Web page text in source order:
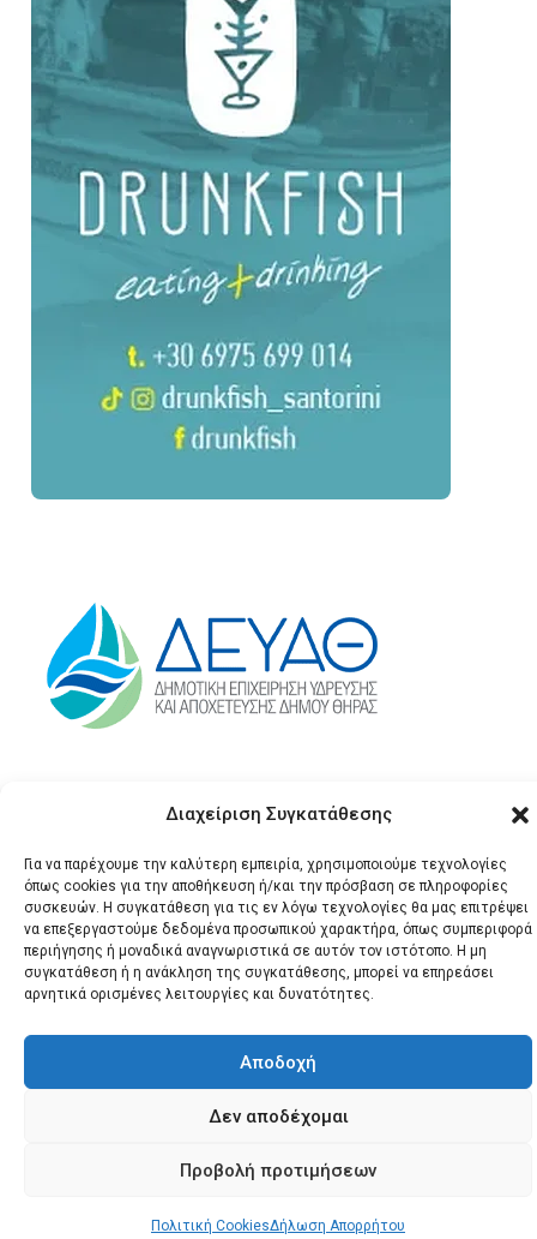
Διαχείριση Συγκατάθεσης
Για να παρέχουμε την καλύτερη εμπειρία, χρησιμοποιούμε τεχνολογίες
όπως cookies για την αποθήκευση ή/και την πρόσβαση σε πληροφορίες
συσκευών. Η συγκατάθεση για τις εν λόγω τεχνολογίες θα μας επιτρέψει
να επεξεργαστούμε δεδομένα προσωπικού χαρακτήρα, όπως συμπεριφορά
περιήγησης ή μοναδικά αναγνωριστικά σε αυτόν τον ιστότοπο. Η μη
συγκατάθεση ή η ανάκληση της συγκατάθεσης, μπορεί να επηρεάσει
αρνητικά ορισμένες λειτουργίες και δυνατότητες.
Αποδοχή
Δεν αποδέχομαι
Προβολή προτιμήσεων
Πολιτική CookiesΔήλωση Απορρήτου
© 2026 Santonews - Όλα
τα δικαιώματα
κατοχυρωμένα.